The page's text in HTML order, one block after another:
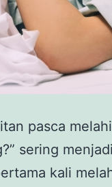
pasca
sering
kali